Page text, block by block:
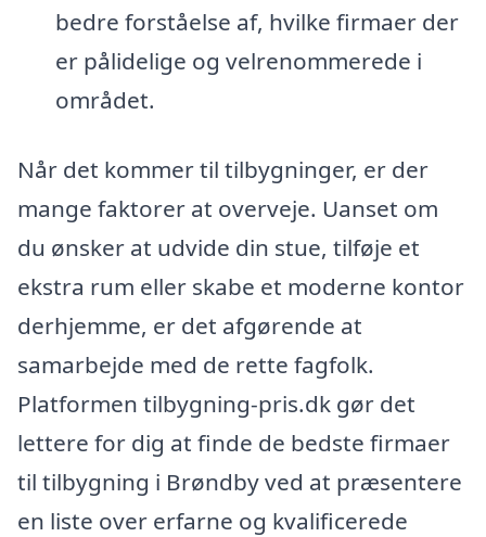
bedre forståelse af, hvilke firmaer der
er pålidelige og velrenommerede i
området.
Når det kommer til tilbygninger, er der
mange faktorer at overveje. Uanset om
du ønsker at udvide din stue, tilføje et
ekstra rum eller skabe et moderne kontor
derhjemme, er det afgørende at
samarbejde med de rette fagfolk.
Platformen tilbygning-pris.dk gør det
lettere for dig at finde de bedste firmaer
til tilbygning i Brøndby ved at præsentere
en liste over erfarne og kvalificerede